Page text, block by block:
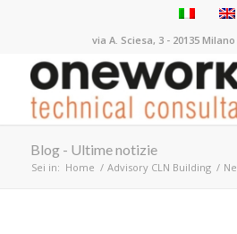
via A. Sciesa, 3 - 20135 Milano
Blog - Ultime notizie
Sei in: Home / Advisory CLN Building /